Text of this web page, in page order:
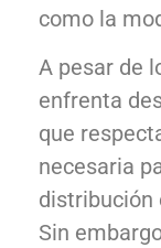
como la
A pesar de
enfrenta
que
necesaria
distribución
Sin